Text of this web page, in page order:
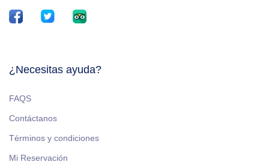
¿Necesitas ayuda?
FAQS
Contáctanos
Términos y condiciones
Mi Reservación